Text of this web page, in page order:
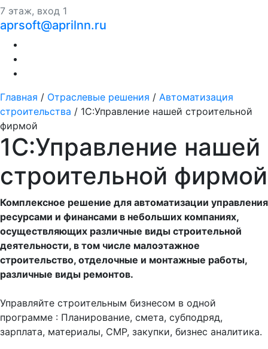
7 этаж, вход 1
aprsoft@aprilnn.ru
Главная / Отраслевые решения / Автоматизация
строительства / 1С:Управление нашей строительной
фирмой
1С:Управление нашей
строительной фирмой
Комплексное решение для автоматизации управления
ресурсами и финансами в небольших компаниях,
осуществляющих различные виды строительной
деятельности, в том числе малоэтажное
строительство, отделочные и монтажные работы,
различные виды ремонтов.
Управляйте строительным бизнесом в одной
программе : Планирование, смета, субподряд,
зарплата, материалы, СМР, закупки, бизнес аналитика.